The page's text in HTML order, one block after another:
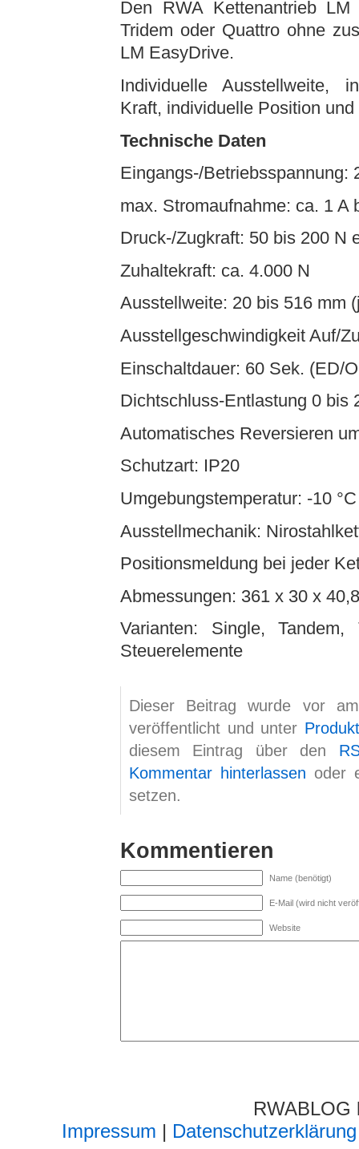
Den RWA Kettenantrieb
Tridem oder Quattro ohne
LM EasyDrive.
Individuelle Ausstellweite,
Kraft, individuelle Position
Technische Daten
Eingangs-/Betriebsspannung:
max. Stromaufnahme: ca. 1 A
Druck-/Zugkraft: 50 bis 200 N
Zuhaltekraft: ca. 4.000 N
Ausstellweite: 20 bis 516 mm
Ausstellgeschwindigkeit Auf/
Einschaltdauer: 60 Sek. (ED/
Dichtschluss-Entlastung 0 bis
Automatisches Reversieren
Schutzart: IP20
Umgebungstemperatur: -10
Ausstellmechanik:
Positionsmeldung bei jeder
Abmessungen: 361 x 30 x
Varianten: Single,
Steuerelemente
Dieser Beitrag wurde vor
veröffentlicht und unter
diesem Eintrag über den
Kommentar hinterlassen oder
setzen.
Kommentieren
Name (benötigt)
E-Mail (wird nicht
Website
Impressum | Datenschutzerklärung